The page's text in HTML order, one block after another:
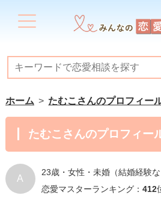
ホーム たむこさんのプロフィー
たむこさんのプロフィ
A
23歳・女性・未婚（結婚経験な
恋愛マスターランキング： 412